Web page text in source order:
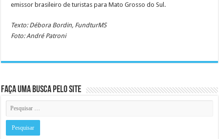
emissor brasileiro de turistas para Mato Grosso do Sul.
Texto: Débora Bordin, FundturMS
Foto: André Patroni
Faça uma busca pelo Site